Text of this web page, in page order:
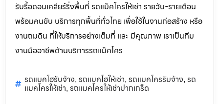
รับรื้อถอนเคลียร์ริ่งพื้นที่ รถแม็คโครให้เช่า รายวัน-รายเดือน
พร้อมคนขับ บริการทุกพื้นที่ทั่วไทย เพื่อใช้ในงานก่อสร้าง หรือ
งานถมดิน ที่ให้บริการอย่างเต็มที่ และ มีคุณภาพ เราเป็นทีม
งานมืออาชีพด้านบริการรถแม็คโคร
รถแบคโฮรับจ้าง, รถแบคโฮให้เช่า, รถแมคโครรับจ้าง, รถ
แมคโครให้เช่า, รถแมคโครให้เช่าปากเกร็ด